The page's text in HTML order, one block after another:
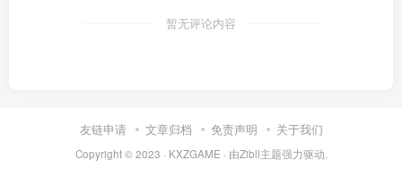
暂无评论内容
友链申请 文章归档 免责声明 关于我们
Copyright © 2023 · KXZGAME · 由Zibll主题强力驱动.